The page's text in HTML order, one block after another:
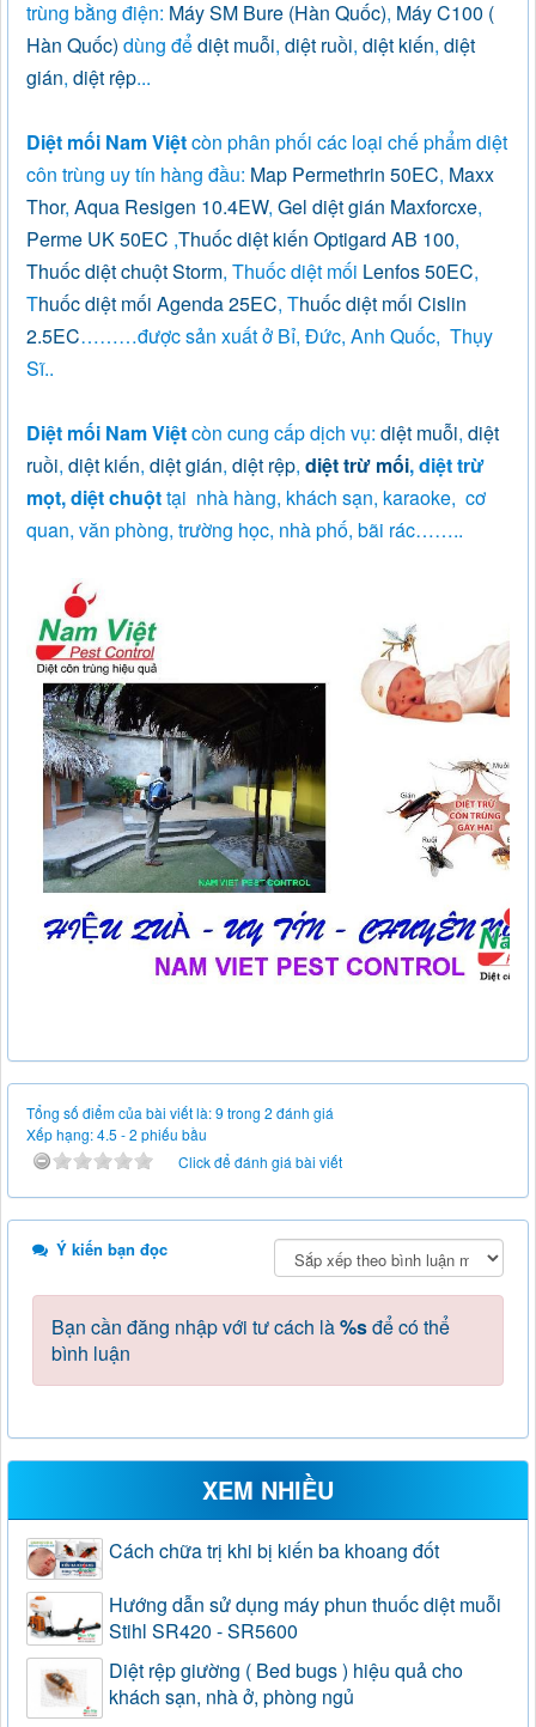
trùng bằng điện: Máy SM Bure (Hàn Quốc), Máy C100 (
Hàn Quốc) dùng đểdiệt muỗi, diệt ruồi, diệt kiến, diệt
gián, diệt rệp...
Diệt mối Nam Việtcòn phân phối các loại chế phẩm diệt
côn trùng uy tín hàng đầu: Map Permethrin 50EC, Maxx
Thor, Aqua Resigen 10.4EW, Gel diệt gián Maxforcxe,
Perme UK 50EC ,Thuốc diệt kiến Optigard AB 100,
Thuốc diệt chuột Storm, Thuốc diệt mối Lenfos 50EC,
Thuốc diệt mối Agenda 25EC, Thuốc diệt mối Cislin
2.5EC………được sản xuất ở Bỉ, Đức, Anh Quốc, Thụy
Sĩ..
Diệt mối Nam Việtcòn cung cấp dịch vụ: diệt muỗi, diệt
ruồi, diệt kiến, diệt gián, diệt rệp, diệt trừ mối, diệt trừ
mọt, diệt chuộttại nhà hàng, khách sạn, karaoke, cơ
quan, văn phòng, trường học, nhà phố, bãi rác……..
Tổng số điểm của bài viết là: 9 trong 2 đánh giá
Xếp hạng:4.5 -2 phiếu bầu
Click để đánh giá bài viết
Ý kiến bạn đọc
Bạn cần đăng nhập với tư cách là%sđể có thể
bình luận
XEM NHIỀU
Cách chữa trị khi bị kiến ba khoang đốt
Hướng dẫn sử dụng máy phun thuốc diệt muỗi
Stihl SR420 - SR5600
Diệt rệp giường ( Bed bugs ) hiệu quả cho
khách sạn, nhà ở, phòng ngủ